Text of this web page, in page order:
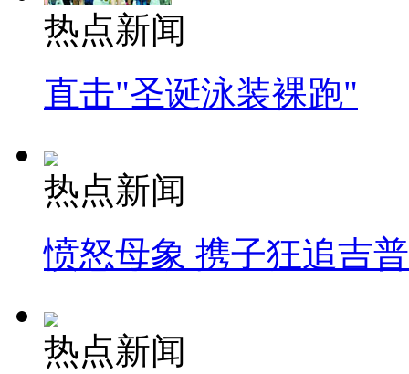
热点新闻
直击"圣诞泳装裸跑"
热点新闻
愤怒母象 携子狂追吉
热点新闻